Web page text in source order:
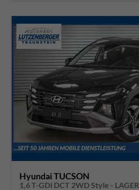
Hyundai TUCSON
1,6 T-GDi DCT 2WD Style - LAGER